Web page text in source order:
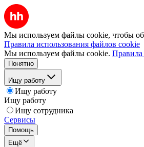
Мы используем файлы cookie, чтобы
Правила использования файлов cookie
Мы используем файлы cookie. Правила
Понятно
Ищу работу
Ищу работу
Ищу работу
Ищу сотрудника
Сервисы
Помощь
Ещё